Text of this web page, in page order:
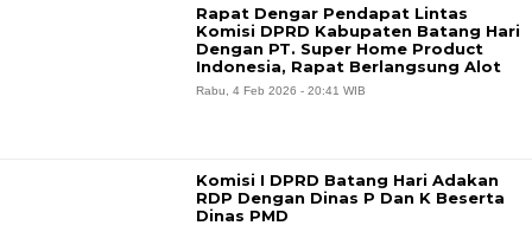
Rapat Dengar Pendapat Lintas
Komisi DPRD Kabupaten Batang Hari
Dengan PT. Super Home Product
Indonesia, Rapat Berlangsung Alot
Rabu, 4 Feb 2026 - 20:41 WIB
Komisi I DPRD Batang Hari Adakan
RDP Dengan Dinas P Dan K Beserta
Dinas PMD